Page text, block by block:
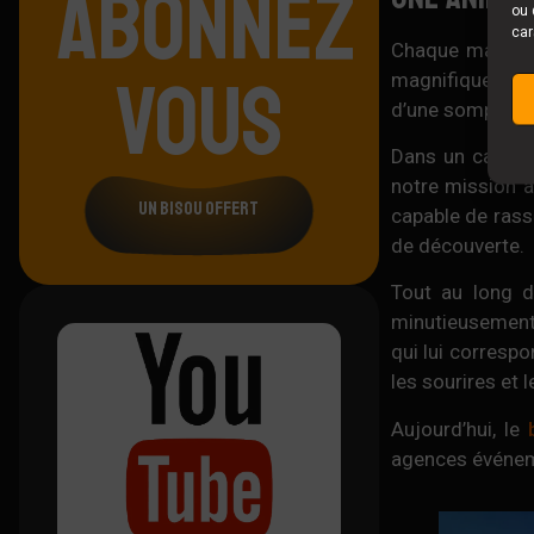
ou
ABONNEZ
VOUS
un bisou offert
Chaque
magnifique
d’une
Dans un cadre
notre mission
capable de
de découverte.
Tout au long
qui lui
les sourires et
Aujourd’hui, le
agences